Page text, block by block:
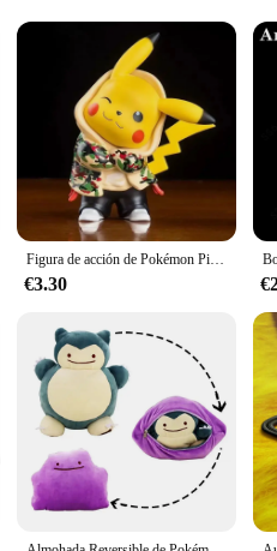
Derivatives/Peripherals.
animation that has captivated fans
and imagination. Ideal for
of time, making them a valuable
ultimate choice.
to retailers looking to expand
to decorate a child's room, a
assured that you're getting the
Figura de acción de Pokémon Pikachu, Mini Q, modelo de dibujos animados lindo, juguetes de PVC, regalos para niños, 8CM
€3.30